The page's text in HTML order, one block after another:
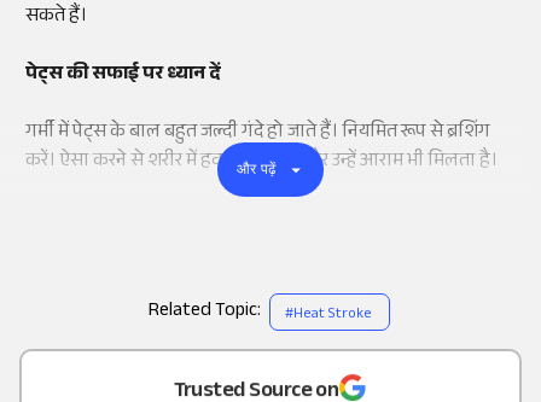
as a
Trusted Source on
सकते हैं।
पेट्स की सफाई पर ध्यान दें
गर्मी में पेट्स के बाल बहुत जल्दी गंदे हो जाते हैं। नियमित रूप से ब्रशिंग
करें। ऐसा करने से शरीर में हवा पहुंचती है और उन्हें आराम भी मिलता है।
और पढ़ें
Related Topic: #Heat Stroke